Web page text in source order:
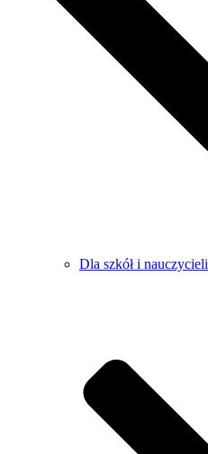
Dla szkół i nauczycieli